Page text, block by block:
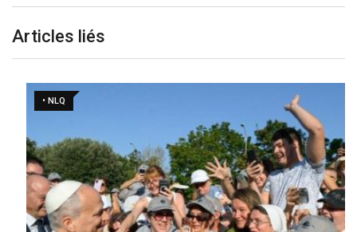
Articles liés
• NLQ